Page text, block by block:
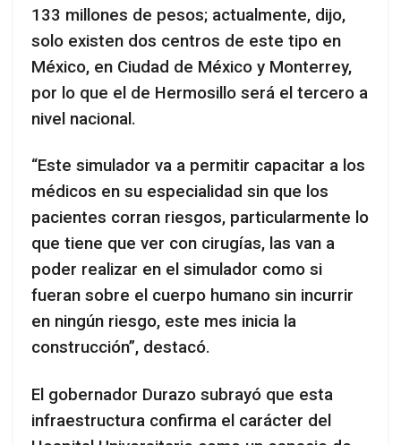
133 millones de pesos; actualmente, dijo,
solo existen dos centros de este tipo en
México, en Ciudad de México y Monterrey,
por lo que el de Hermosillo será el tercero a
nivel nacional.
“Este simulador va a permitir capacitar a los
médicos en su especialidad sin que los
pacientes corran riesgos, particularmente lo
que tiene que ver con cirugías, las van a
poder realizar en el simulador como si
fueran sobre el cuerpo humano sin incurrir
en ningún riesgo, este mes inicia la
construcción”, destacó.
El gobernador Durazo subrayó que esta
infraestructura confirma el carácter del